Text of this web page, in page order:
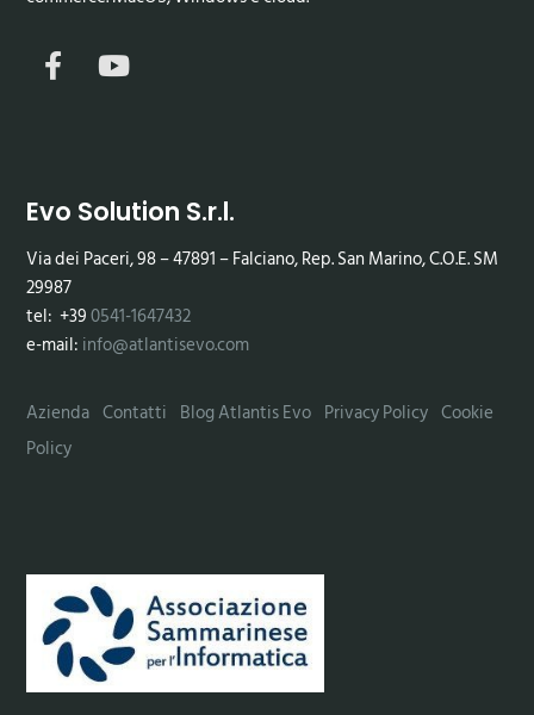
Evo Solution S.r.l.
Via dei Paceri, 98 – 47891 – Falciano, Rep. San Marino, C.O.E. SM
29987
tel: +390541-1647432
e-mail: info@atlantisevo.com
Azienda Contatti Blog Atlantis Evo Privacy Policy Cookie
Policy